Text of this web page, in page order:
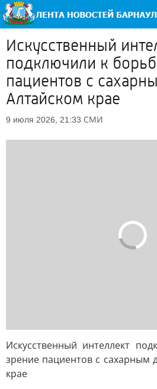
Искусственный
подключили к
пациентов с
Алтайском крае
9 июля 2026, 21:33 СМИ
Искусственный интеллект
зрение пациентов с сахарным
крае